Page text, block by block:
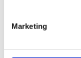
Marketing